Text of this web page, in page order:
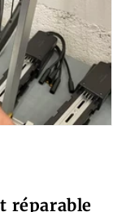
réparable